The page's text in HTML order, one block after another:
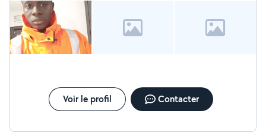
Voir le profil Contacter